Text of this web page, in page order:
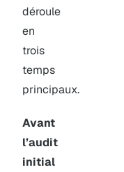
déroule
en
trois
temps
principaux.
Avant
l’audit
initial